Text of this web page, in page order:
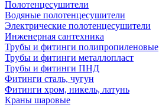
Полотенцесушители
Водяные полотенцесушители
Электрические полотенцесушители
Инженерная сантехника
Трубы и фитинги полипропиленовые
Трубы и фитинги металлопласт
Трубы и фитинги ПНД
Фитинги сталь, чугун
Фитинги хром, никель, латунь
Краны шаровые